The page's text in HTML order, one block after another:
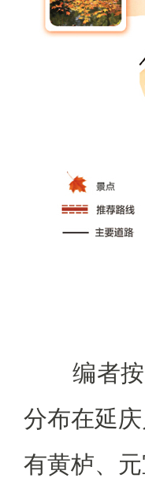
编者按
分布在延
有黄栌、